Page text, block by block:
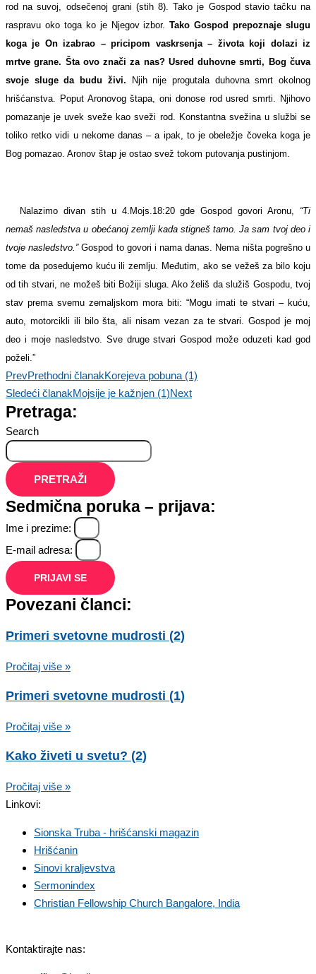
rod na suvoj, odsečenoj grani (stih 8). Tako je Gospod stavio tačku na
raspravu oko toga ko je Njegov izbor.Tako Gospod prepoznaje slugu
koga je On izabrao – pricipom vaskrsenja – života koji dolazi iz
mrtve grane. Šta ovo znači za nas? Usred duhovne smrti, Bog čuva
svoje sluge da budu živi. Njih nije progutala duhovna smrt okolnog
hrišćanstva. Poput Aronovog štapa, oni donose rod usred smrti. Njihovo
pomazanje je uvek sveže kao sveži rod. Konstantna svežina u službi se
toliko retko vidi u nekome danas – a ipak, to je obeležje čoveka koga je
Bog pomazao. Aronov štap je ostao svež tokom putovanja pustinjom.
Nalazimo divan stih u 4.Mojs.18:20 gde Gospod govori Aronu, “Ti
nemaš nasledstva u obećanoj zemlji kada stigneš tamo. Ja sam tvoj deo i
tvoje nasledstvo.”Gospod to govori i nama danas. Nema ništa pogrešno u
tome da posedujemo kuću ili zemlju. Međutim, ako se vežeš za bilo koju
od tih stvari, ne možeš biti Božiji sluga. Ako želiš da služiš Gospodu, tvoj
stav prema svemu zemaljskom mora biti: “Mogu imati te stvari – kuću,
auto, motorcikli ili bilo šta, ali nisam vezan za te stvari. Gospod je moj
deo i moje nasledstvo. Sve druge stvari Gospod može oduzeti kad god
poželi.”
PrevPrethodni članakKorejeva pobuna (1)
Sledeći članakMojsije je kažnjen (1)Next
Pretraga:
Search
PRETRAŽI
Sedmična poruka – prijava:
Ime i prezime:
E-mail adresa:
PRIJAVI SE
Povezani članci:
Primeri svetovne mudrosti (2)
Pročitaj više »
Primeri svetovne mudrosti (1)
Pročitaj više »
Kako živeti u svetu? (2)
Pročitaj više »
Linkovi:
Sionska Truba - hrišćanski magazin
Hrišćanin
Sinovi kraljevstva
Sermonindex
Christian Fellowship Church Bangalore, India
Kontaktirajte nas: